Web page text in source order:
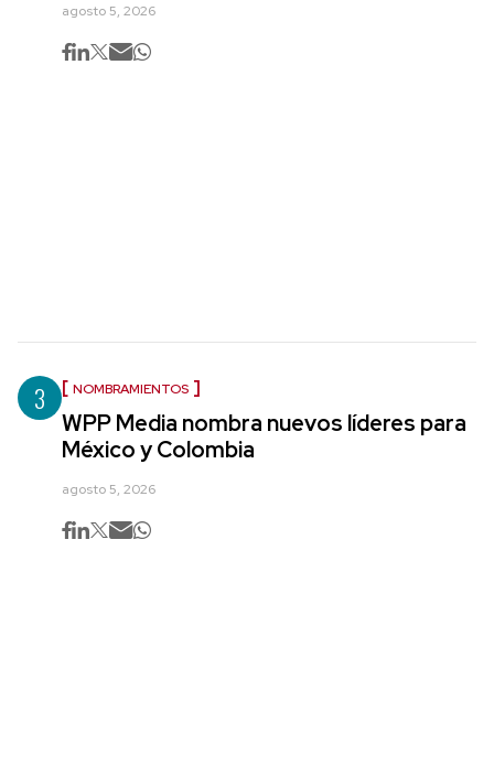
agosto 5, 2026
3 NOMBRAMIENTOS
WPP Media nombra nuevos líderes para
México y Colombia
agosto 5, 2026